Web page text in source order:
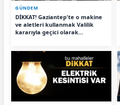
GÜNDEM
DİKKAT! Gaziantep'te o makine
ve aletleri kullanmak Valilik
kararıyla geçici olarak